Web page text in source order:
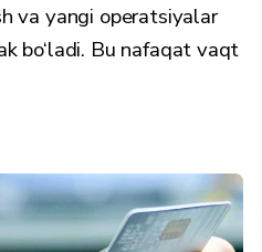
va yangi operatsiyalar
bo‘ladi. Bu nafaqat vaqt